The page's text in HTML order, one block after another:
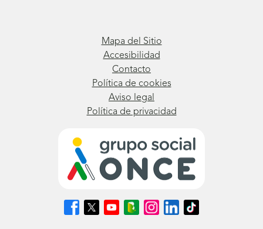
Mapa del Sitio
Accesibilidad
Contacto
Política de cookies
Aviso legal
Política de privacidad
Síguenos
en
Síguenos
en
Síguenos
en
Síguenos
en
Síguenos
en
Síguenos
en
Síguenos
en